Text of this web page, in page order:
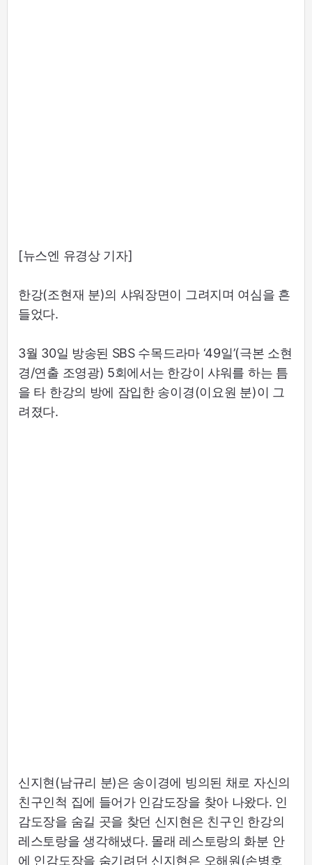
[뉴스엔 유경상 기자]
한강(조현재 분)의 샤워장면이 그려지며 여심을 흔
들었다.
3월 30일 방송된 SBS 수목드라마 ‘49일’(극본 소현
경/연출 조영광) 5회에서는 한강이 샤워를 하는 틈
을 타 한강의 방에 잠입한 송이경(이요원 분)이 그
려졌다.
신지현(남규리 분)은 송이경에 빙의된 채로 자신의
친구인척 집에 들어가 인감도장을 찾아 나왔다. 인
감도장을 숨길 곳을 찾던 신지현은 친구인 한강의
레스토랑을 생각해냈다. 몰래 레스토랑의 화분 안
에 인감도장을 숨기려던 신지현은 오해원(손병호